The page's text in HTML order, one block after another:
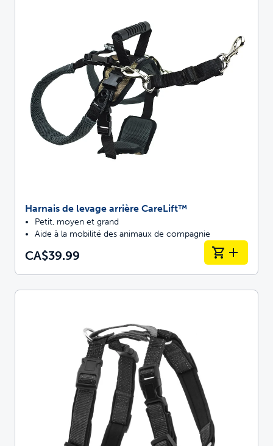
Harnais de levage arrière CareLift™
Petit, moyen et grand
Aide à la mobilité des animaux de compagnie
CA$39.99